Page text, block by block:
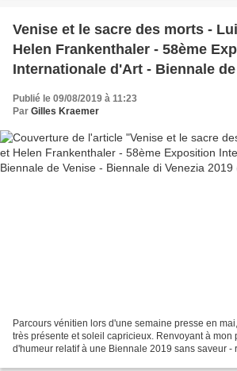
Venise et le sacre des morts -
Helen Frankenthaler - 58ème
Internationale d'Art - Biennale
Publié le 09/08/2019 à 11:23
Par Gilles Kraemer
Parcours vénitien lors d'une semaine presse en
très présente et soleil capricieux. Renvoyant à mon
d'humeur relatif à une Biennale 2019 sans saveur -